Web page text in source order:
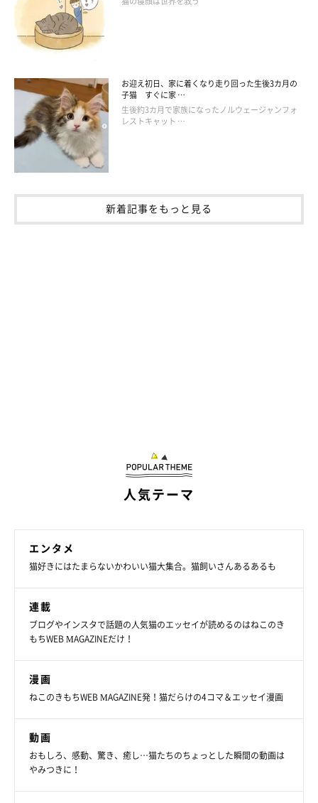
お迎え初日、家に着くなり走り回った生後3カ月の
子猫 すぐに家 …
生後約3カ月で家族になったノルウェージャンフォ
レストキャット …
新着記事をもっと見る
人気テーマ
エンタメ
猫好きにはたまらないかわいい猫大集合。猫飼いさんあるあるも
連載
ブログやインスタで話題の人気猫のエッセイが読めるのはねこのき
もちWEB MAGAZINEだけ！
漫画
ねこのきもちWEB MAGAZINE発！猫だらけの4コマ＆エッセイ漫画
動画
おもしろ、感動、驚き、癒し…猫たちのちょっとした瞬間の動画は
やみつきに！